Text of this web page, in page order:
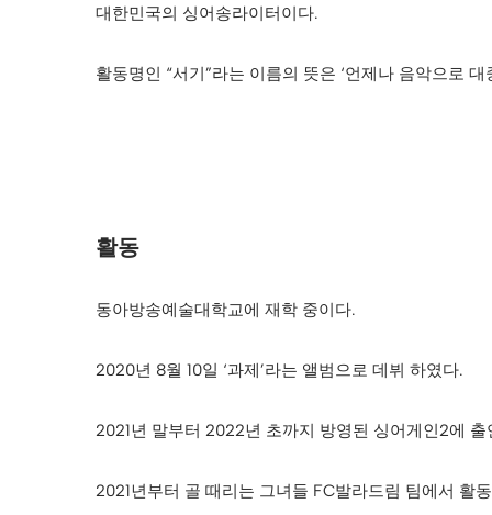
대한민국의 싱어송라이터이다.
활동명인 “서기”라는 이름의 뜻은 ‘언제나 음악으로
활동
동아방송예술대학교에 재학 중이다.
2020년 8월 10일 ‘과제’라는 앨범으로 데뷔 하였다.
2021년 말부터 2022년 초까지 방영된 싱어게인2에
2021년부터 골 때리는 그녀들 FC발라드림 팀에서 활